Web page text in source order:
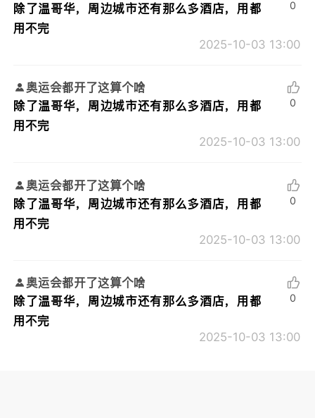
除了温哥华，周边城市还有那么多酒店，用都
用不完
2025-10-03 13:00
0
奥运会都开了这算个啥
除了温哥华，周边城市还有那么多酒店，用都
用不完
2025-10-03 13:00
0
奥运会都开了这算个啥
除了温哥华，周边城市还有那么多酒店，用都
用不完
2025-10-03 13:00
0
奥运会都开了这算个啥
除了温哥华，周边城市还有那么多酒店，用都
用不完
2025-10-03 13:00
0